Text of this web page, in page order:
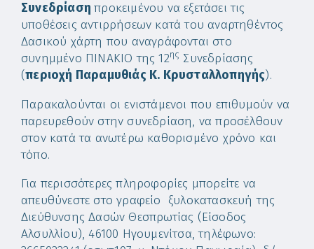
Συνεδρίασηπροκειμένου να εξετάσει τις
υποθέσεις αντιρρήσεων κατά του αναρτηθέντος
Δασικού χάρτη που αναγράφονται στο
συνημμένο ΠΙΝΑΚΙΟ της 12ης Συνεδρίασης
(περιοχή Παραμυθιάς Κ. Κρυσταλλοπηγής).
Παρακαλούνται οι ενιστάμενοι που επιθυμούν να
παρευρεθούν στην συνεδρίαση, να προσέλθουν
στον κατά τα ανωτέρω καθορισμένο χρόνο και
τόπο.
Για περισσότερες πληροφορίες μπορείτε να
απευθύνεστε στο γραφείο ξυλοκατασκευή της
Διεύθυνσης Δασών Θεσπρωτίας (Είσοδος
Αλσυλλίου), 46100 Ηγουμενίτσα, τηλέφωνο: